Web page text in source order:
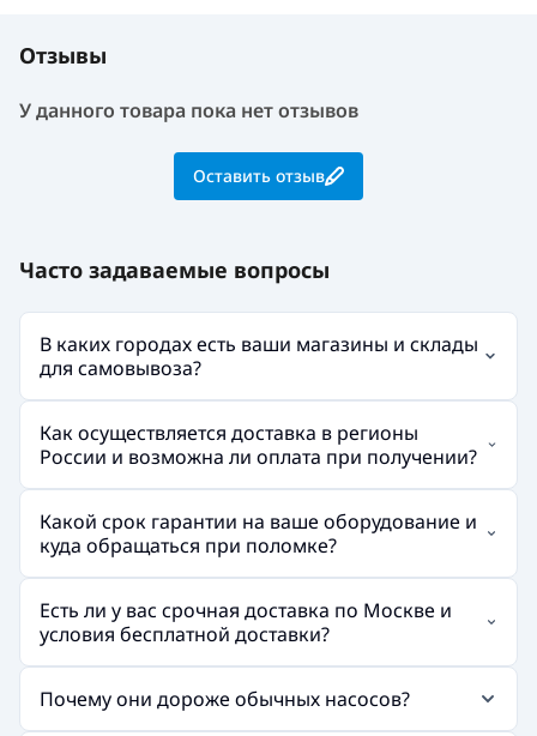
Отзывы
У данного товара пока нет отзывов
Оставить отзыв
Часто задаваемые вопросы
В каких городах есть ваши магазины и склады
для самовывоза?
Как осуществляется доставка в регионы
России и возможна ли оплата при получении?
Какой срок гарантии на ваше оборудование и
куда обращаться при поломке?
Есть ли у вас срочная доставка по Москве и
условия бесплатной доставки?
Почему они дороже обычных насосов?